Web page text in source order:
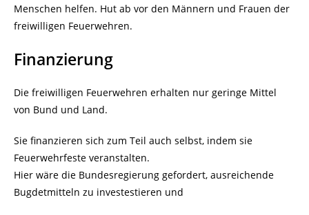
Menschen helfen. Hut ab vor den Männern und Frauen der
freiwilligen Feuerwehren.
Finanzierung
Die freiwilligen Feuerwehren erhalten nur geringe Mittel
von Bund und Land.
Sie finanzieren sich zum Teil auch selbst, indem sie
Feuerwehrfeste veranstalten.
Hier wäre die Bundesregierung gefordert, ausreichende
Bugdetmitteln zu investestieren und